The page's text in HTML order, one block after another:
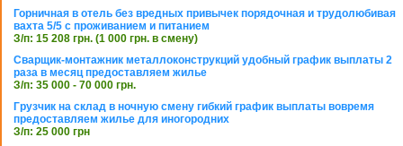
Горничная в отель без вредных привычек порядочная и трудолюбивая
вахта 5/5 с проживанием и питанием
З/п: 15 208 грн. (1 000 грн. в смену)
Сварщик-монтажник металлоконструкций удобный график выплаты 2
раза в месяц предоставляем жилье
З/п: 35 000 - 70 000 грн.
Грузчик на склад в ночную смену гибкий график выплаты вовремя
предоставляем жилье для иногородних
З/п: 25 000 грн